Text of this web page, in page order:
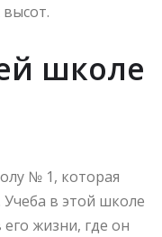
школе
№ 1, которая
Учеба в этой школе
жизни, где он